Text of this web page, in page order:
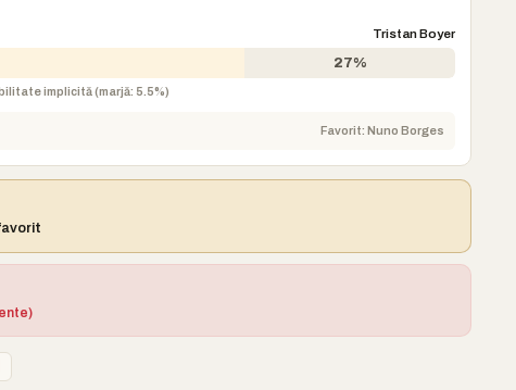
Tristan Boyer
27%
implicită (marjă: 5.5%)
Favorit: Nuno Borges